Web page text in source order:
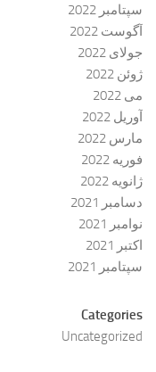
سپتامبر 2022
آگوست 2022
جولای 2022
ژوئن 2022
می 2022
آوریل 2022
مارس 2022
فوریه 2022
ژانویه 2022
دسامبر 2021
نوامبر 2021
اکتبر 2021
سپتامبر 2021
Categories
Uncategorized